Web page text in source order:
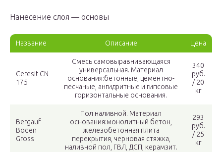
Нанесение слоя — основы
Название Описание Цена
Ceresit CN
175
Смесь самовыравнивающаяся
универсальная. Материал
основания:бетонные, цементно-
песчаные, ангидритные и гипсовые
горизонтальные основания.
340
руб.
/ 20
кг
Bergauf
Boden
Gross
Пол наливной. Материал
основания:монолитный бетон,
железобетонная плита
перекрытия, черновая стяжка,
наливной пол, ГВЛ, ДСП, керамзит.
293
руб.
/ 25
кг